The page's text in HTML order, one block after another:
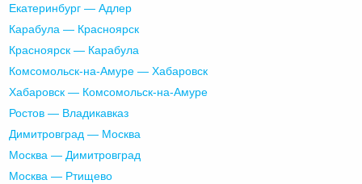
Екатеринбург — Адлер
Карабула — Красноярск
Красноярск — Карабула
Комсомольск-на-Амуре — Хабаровск
Хабаровск — Комсомольск-на-Амуре
Ростов — Владикавказ
Димитровград — Москва
Москва — Димитровград
Москва — Ртищево